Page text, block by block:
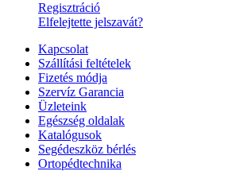
Regisztráció
Elfelejtette jelszavát?
Kapcsolat
Szállítási feltételek
Fizetés módja
Szervíz Garancia
Üzleteink
Egészség oldalak
Katalógusok
Segédeszköz bérlés
Ortopédtechnika